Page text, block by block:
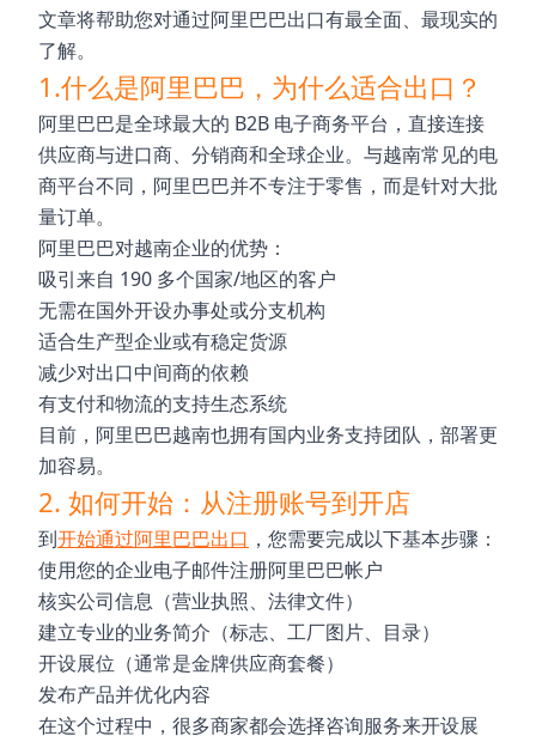
文章将帮助您对通过阿里巴巴出口有最全面、最现实的
了解。
1.什么是阿里巴巴，为什么适合出口？
阿里巴巴是全球最大的 B2B 电子商务平台，直接连接
供应商与进口商、分销商和全球企业。与越南常见的电
商平台不同，阿里巴巴并不专注于零售，而是针对大批
量订单。
阿里巴巴对越南企业的优势：
吸引来自 190 多个国家/地区的客户
无需在国外开设办事处或分支机构
适合生产型企业或有稳定货源
减少对出口中间商的依赖
有支付和物流的支持生态系统
目前，阿里巴巴越南也拥有国内业务支持团队，部署更
加容易。
2. 如何开始：从注册账号到开店
到开始通过阿里巴巴出口 ，您需要完成以下基本步骤：
使用您的企业电子邮件注册阿里巴巴帐户
核实公司信息（营业执照、法律文件）
建立专业的业务简介（标志、工厂图片、目录）
开设展位（通常是金牌供应商套餐）
发布产品并优化内容
在这个过程中，很多商家都会选择咨询服务来开设展